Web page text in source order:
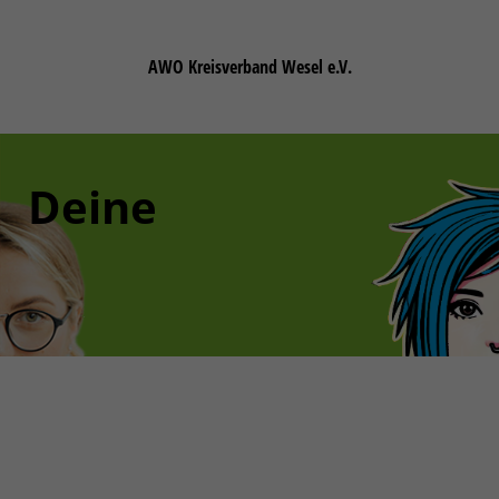
AWO Kreisverband Wesel e.V.
Deine